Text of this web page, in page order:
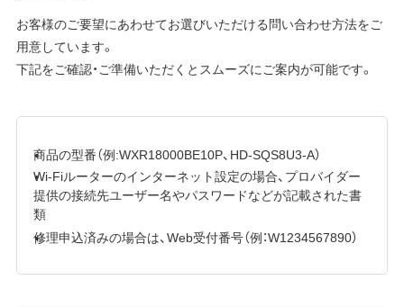
お客様のご要望にあわせてお選びいただける問い合わせ方法をご
用意しています。
下記をご確認・ご準備いただくとスムーズにご案内が可能です。
商品の型番（例:WXR18000BE10P、HD-SQS8U3-A）
Wi-Fiルーターのインターネット設定の場合、プロバイダー
提供の接続先ユーザー名やパスワードなどが記載された書
類
修理申込済みの場合は、Web受付番号（例：W1234567890）